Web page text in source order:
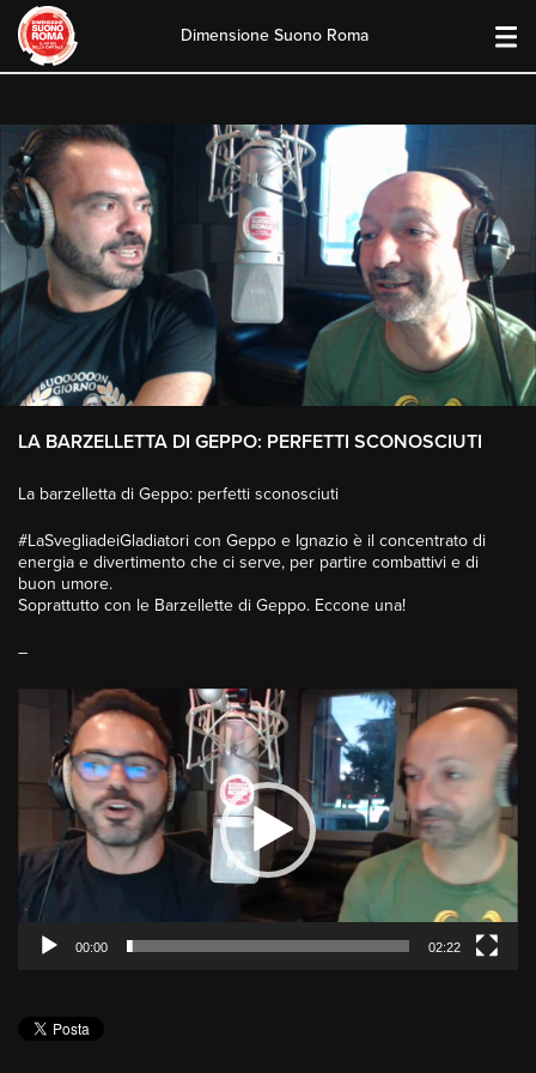
content
Dimensione Suono Roma
LA BARZELLETTA DI GEPPO: PERFETTI SCONOSCIUTI
La barzelletta di Geppo: perfetti sconosciuti
#LaSvegliadeiGladiatori con Geppo e Ignazio è il concentrato di
energia e divertimento che ci serve, per partire combattivi e di
buon umore.
Soprattutto con le Barzellette di Geppo. Eccone una!
–
00:00 02:22